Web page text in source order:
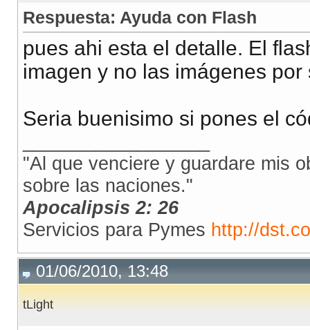
Respuesta: Ayuda con Flash
pues ahi esta el detalle. El
imagen y no las imágenes por
Seria buenisimo si pones el
"Al que venciere y guardare mis
sobre las naciones."
Apocalipsis 2: 26
Servicios para Pymes http://
01/06/2010, 13:48
tLight